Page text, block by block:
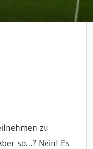
zu
so…? Nein! Es